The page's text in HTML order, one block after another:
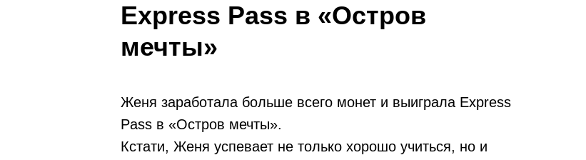
Express Pass в «Остров
мечты»
Женя заработала больше всего монет и выиграла Express
Pass в «Остров мечты».
Кстати, Женя успевает не только хорошо учиться, но и